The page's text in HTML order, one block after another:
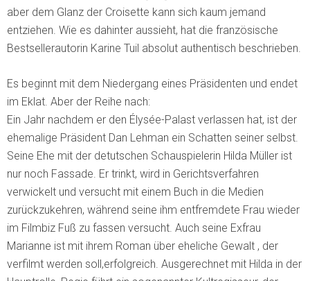
aber dem Glanz der Croisette kann sich kaum jemand
entziehen. Wie es dahinter aussieht, hat die französische
Bestsellerautorin Karine Tuil absolut authentisch beschrieben.
Es beginnt mit dem Niedergang eines Präsidenten und endet
im Eklat. Aber der Reihe nach:
Ein Jahr nachdem er den Élysée-Palast verlassen hat, ist der
ehemalige Präsident Dan Lehman ein Schatten seiner selbst.
Seine Ehe mit der detutschen Schauspielerin Hilda Müller ist
nur noch Fassade. Er trinkt, wird in Gerichtsverfahren
verwickelt und versucht mit einem Buch in die Medien
zurückzukehren, während seine ihm entfremdete Frau wieder
im Filmbiz Fuß zu fassen versucht. Auch seine Exfrau
Marianne ist mit ihrem Roman über eheliche Gewalt , der
verfilmt werden soll,erfolgreich. Ausgerechnet mit Hilda in der